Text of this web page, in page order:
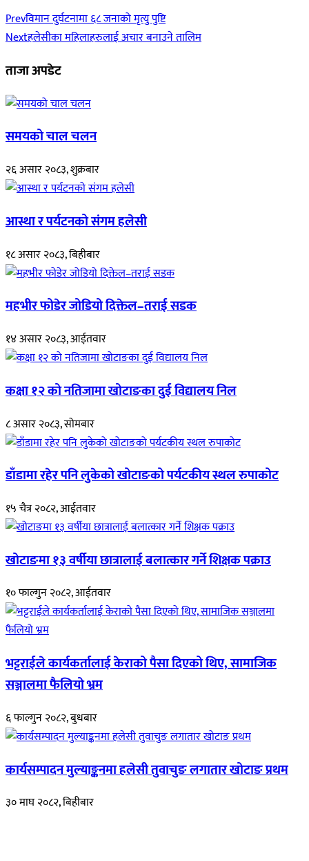
Prevविमान दुर्घटनामा ६८ जनाको मृत्यु पुष्टि
Nextहलेसीका महिलाहरुलाई अचार बनाउने तालिम
ताजा अपडेट
समयको चाल चलन
२६ असार २०८३, शुक्रबार
आस्था र पर्यटनको संगम हलेसी
१८ असार २०८३, बिहीबार
महभीर फोडेर जोडियो दिक्तेल–तराई सडक
१४ असार २०८३, आईतवार
कक्षा १२ को नतिजामा खोटाङका दुई विद्यालय निल
८ असार २०८३, सोमबार
डाँडामा रहेर पनि लुकेको खोटाङको पर्यटकीय स्थल रुपाकोट
१५ चैत्र २०८२, आईतवार
खोटाङमा १३ वर्षीया छात्रालाई बलात्कार गर्ने शिक्षक पक्राउ
१० फाल्गुन २०८२, आईतवार
भट्टराईले कार्यकर्तालाई केराको पैसा दिएको थिए, सामाजिक
सञ्जालमा फैलियो भ्रम
६ फाल्गुन २०८२, बुधबार
कार्यसम्पादन मुल्याङ्कनमा हलेसी तुवाचुङ लगातार खोटाङ प्रथम
३० माघ २०८२, बिहीबार